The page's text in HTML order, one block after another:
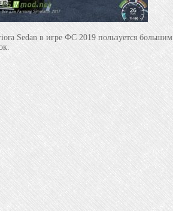
Sedan в игре ФС 2019 пользуется